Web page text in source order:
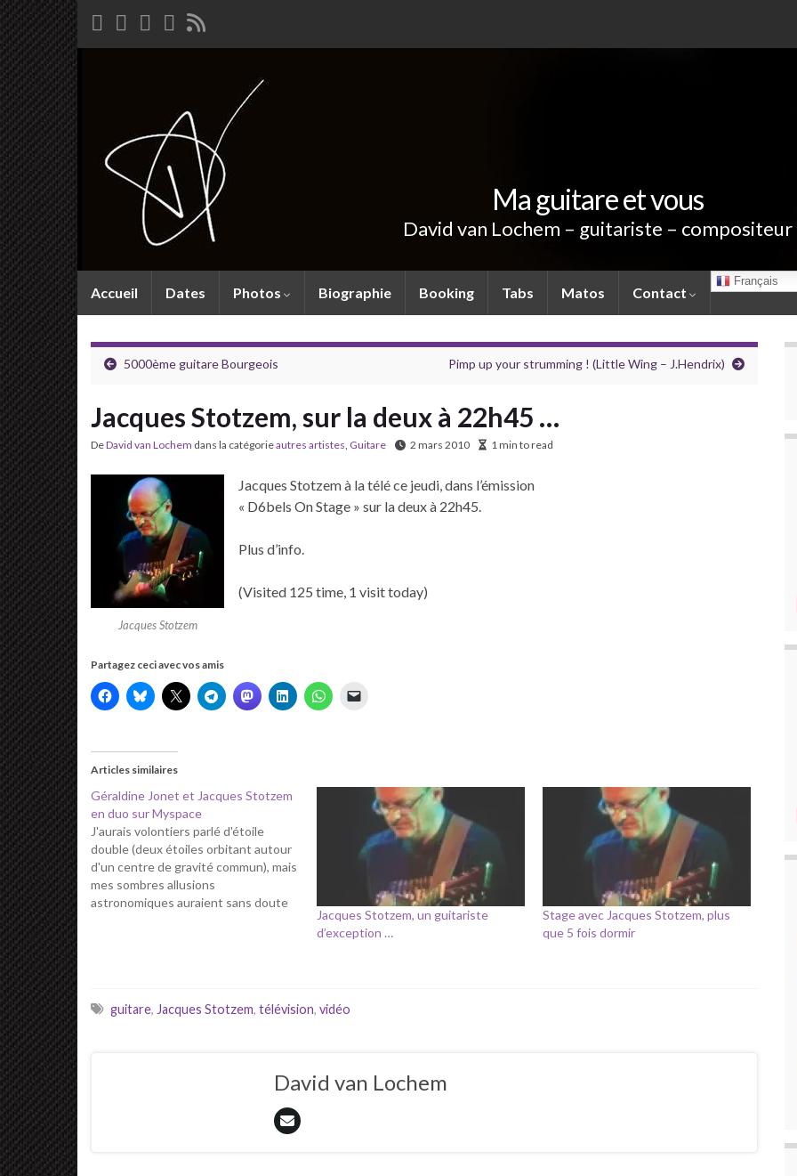
Ma guitare et vous
David van Lochem – guitariste – compositeur
Accueil Dates Photos Biographie Booking Tabs Matos Contact
Français
5000ème guitare Bourgeois Pimp up your strumming ! (Little Wing – J.Hendrix)
Jacques Stotzem, sur la deux à 22h45 …
DeDavid van Lochem dans la catégorieautres artistes, Guitare 2 mars 2010 1 min to read
Jacques Stotzem
Jacques Stotzem à la télé ce jeudi, dans l’émission
« D6bels On Stage » sur la deux à 22h45.
Plus d’info.
(Visited 125 time, 1 visit today)
Partagez ceci avec vos amis
Articles similaires
Géraldine Jonet et Jacques Stotzem
en duo sur Myspace
J'aurais volontiers parlé d'étoile
double (deux étoiles orbitant autour
d'un centre de gravité commun), mais
mes sombres allusions
astronomiques auraient sans doute
Jacques Stotzem, un guitariste
d’exception …
Stage avec Jacques Stotzem, plus
que 5 fois dormir
guitare, Jacques Stotzem, télévision, vidéo
David van Lochem